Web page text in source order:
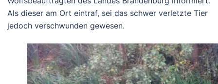
Als dieser am Ort eintraf, sei das schwer verletzte Tier
jedoch verschwunden gewesen.